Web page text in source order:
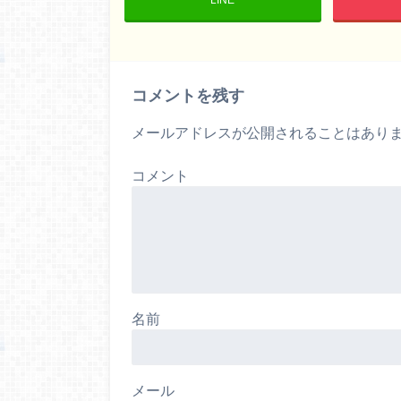
コメントを残す
メールアドレスが公開されることはあり
コメント
名前
メール